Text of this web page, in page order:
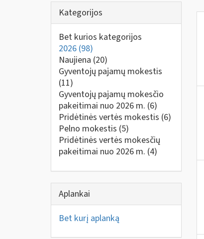
Kategorijos
Bet kurios kategorijos
2026 (98)
Naujiena (20)
Gyventojų pajamų mokestis
(11)
Gyventojų pajamų mokesčio
pakeitimai nuo 2026 m. (6)
Pridėtinės vertės mokestis (6)
Pelno mokestis (5)
Pridėtinės vertės mokesčių
pakeitimai nuo 2026 m. (4)
Aplankai
Bet kurį aplanką